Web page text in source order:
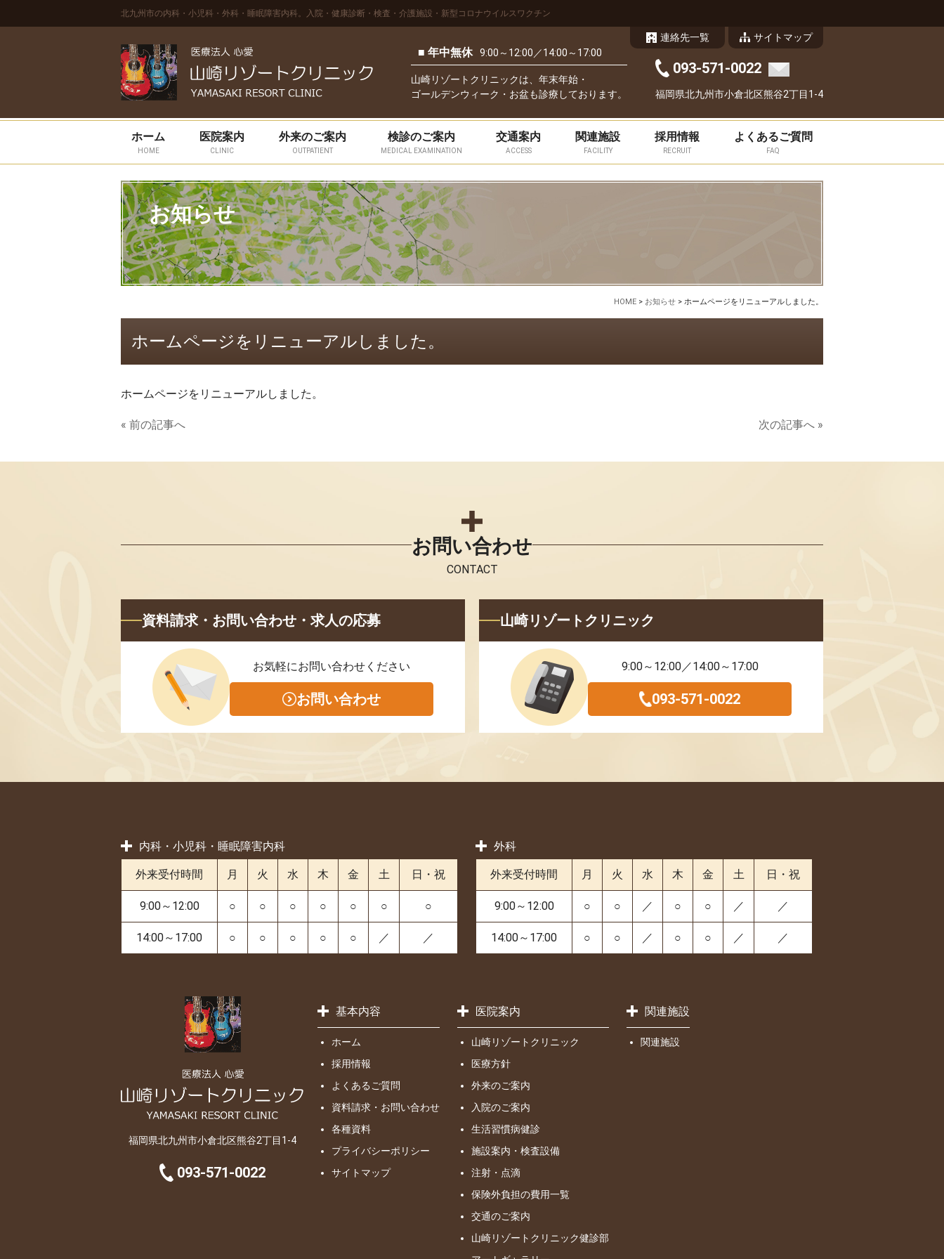
北九州市の内科・小児科・外科・睡眠障害内科。入院・健康診断・検査・介護施設・新型コロナウイルスワクチン
■ 年中無休 9:00～12:00／14:00～17:00
山崎リゾートクリニックは、年末年始・
ゴールデンウィーク・お盆も診療しております。
093-571-0022
福岡県北九州市小倉北区熊谷2丁目1-4
連絡先一覧 サイトマップ
ホーム
HOME
医院案内
CLINIC
外来のご案内
OUTPATIENT
検診のご案内
MEDICAL EXAMINATION
交通案内
ACCESS
関連施設
FACILITY
採用情報
RECRUIT
よくあるご質問
FAQ
お知らせ
HOME > お知らせ > ホームページをリニューアルしました。
ホームページをリニューアルしました。
ホームページをリニューアルしました。
« 前の記事へ 次の記事へ »
お問い合わせ
CONTACT
資料請求・お問い合わせ・求人の応募
お気軽にお問い合わせください
お問い合わせ
山崎リゾートクリニック
9:00～12:00／14:00～17:00
093-571-0022
内科・小児科・睡眠障害内科
外来受付時間 月 火 水 木 金 土 日・祝
9:00～12:00 ○ ○ ○ ○ ○ ○ ○
14:00～17:00 ○ ○ ○ ○ ○ ／ ／
外科
外来受付時間 月 火 水 木 金 土 日・祝
9:00～12:00 ○ ○ ／ ○ ○ ／ ／
14:00～17:00 ○ ○ ／ ○ ○ ／ ／
福岡県北九州市小倉北区熊谷2丁目1-4
093-571-0022
基本内容
ホーム
採用情報
よくあるご質問
資料請求・お問い合わせ
各種資料
プライバシーポリシー
サイトマップ
医院案内
山崎リゾートクリニック
医療方針
外来のご案内
入院のご案内
生活習慣病健診
施設案内・検査設備
注射・点滴
保険外負担の費用一覧
交通のご案内
山崎リゾートクリニック健診部
関連施設
関連施設